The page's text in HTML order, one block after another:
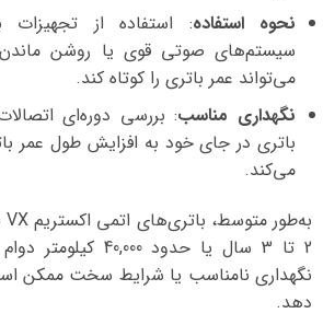
نحوه استفاده: استفاده از تجهیزات
سیستم‌های صوتی قوی یا روشن
می‌تواند عمر باتری را کوتاه کند.
نگهداری مناسب: بررسی دوره‌ای
می‌کند.
2 تا 3 سال یا حدود
نگهداری نامناسب یا شرایط سخت ممکن
دهد.